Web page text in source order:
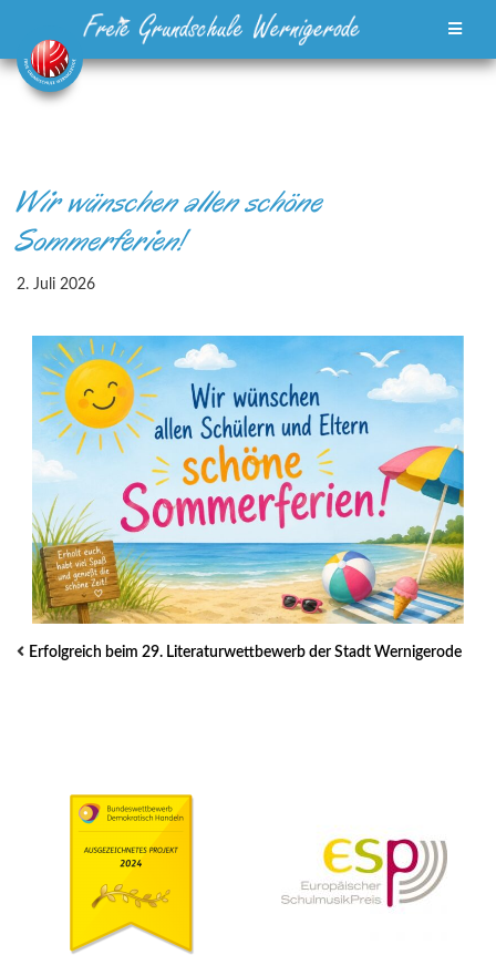
springen
Wir wünschen allen schöne
Sommerferien!
2. Juli 2026
Erfolgreich beim 29. Literaturwettbewerb der Stadt Wernigerode